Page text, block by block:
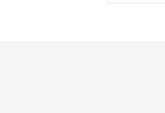
Ürün